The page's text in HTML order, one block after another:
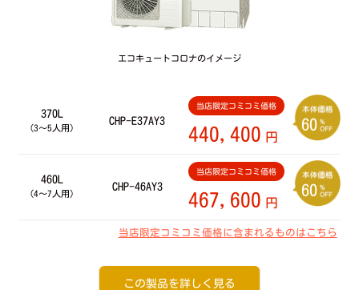
エコキュートコロナのイメージ
370L
（3～5人用）
CHP-E37AY3
当店限定コミコミ価格
440,400 円
60
460L
（4～7人用）
CHP-46AY3
当店限定コミコミ価格
467,600 円
60
当店限定コミコミ価格に含まれるものはこちら
この製品を詳しく見る